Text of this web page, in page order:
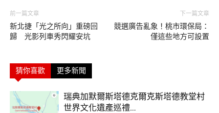
前一篇文章
新北捷「光之所向」重磅回
歸 光影列車秀閃耀安坑
下一篇文章
競選廣告亂象！桃市環保局：
僅這些地方可設置
猜你喜歡 更多新聞
瑞典加默爾斯塔德克爾克斯塔德教堂村
世界文化遺產巡禮...